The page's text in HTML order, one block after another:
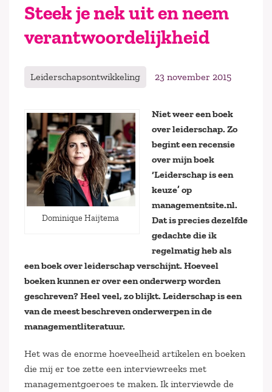
Steek je nek uit en neem
verantwoordelijkheid
Leiderschapsontwikkeling 23 november 2015
Dominique Haijtema
Niet weer een boek
over leiderschap. Zo
begint een recensie
over mijn boek
‘Leiderschap is een
keuze’ op
managementsite.nl.
Dat is precies dezelfde
gedachte die ik
regelmatig heb als
een boek over leiderschap verschijnt. Hoeveel
boeken kunnen er over een onderwerp worden
geschreven? Heel veel, zo blijkt. Leiderschap is een
van de meest beschreven onderwerpen in de
managementliteratuur.
Het was de enorme hoeveelheid artikelen en boeken
die mij er toe zette een interviewreeks met
managementgoeroes te maken. Ik interviewde de